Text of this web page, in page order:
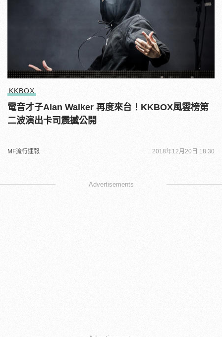
KKBOX
電音才子Alan Walker 再度來台！KKBOX風雲榜第
二波演出卡司震撼公開
MF流行速報 2018年12月20日 18:30
Advertisements